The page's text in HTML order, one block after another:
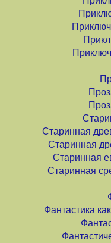
Старинная
Старинная
Старинная
Старинная
Фантастика